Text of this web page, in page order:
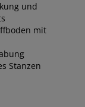
und
mit
Stanzen